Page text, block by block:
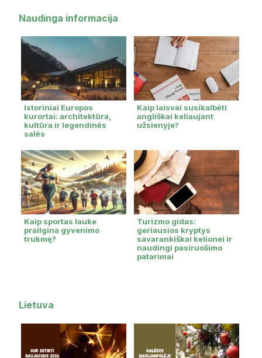
Naudinga informacija
Istoriniai Europos
kurortai: architektūra,
kultūra ir legendinės
salės
Kaip laisvai susikalbėti
angliškai keliaujant
užsienyje?
Kaip sportas lauke
prailgina gyvenimo
trukmę?
Turizmo gidas:
geriausios kryptys
savarankiškai kelionei ir
naudingi pasiruošimo
patarimai
Lietuva